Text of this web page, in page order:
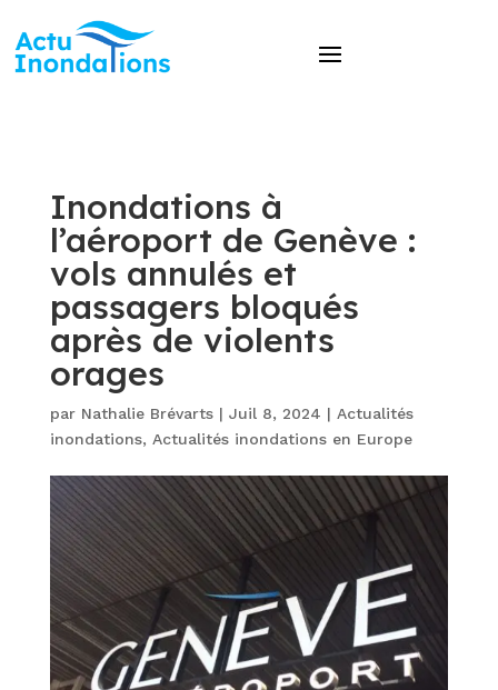
Inondations à
l’aéroport de Genève :
vols annulés et
passagers bloqués
après de violents
orages
par Nathalie Brévarts| Juil 8, 2024 | Actualités
inondations, Actualités inondations en Europe